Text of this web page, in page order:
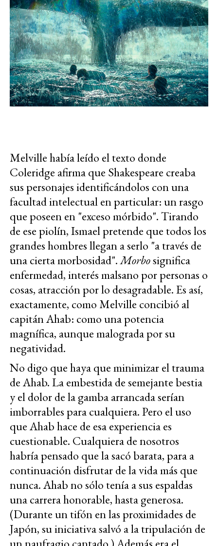
Melville había leído el texto donde
Coleridge afirma que Shakespeare creaba
sus personajes identificándolos con una
facultad intelectual en particular: un rasgo
que poseen en "exceso mórbido". Tirando
de ese piolín, Ismael pretende que todos los
grandes hombres llegan a serlo "a través de
una cierta morbosidad".Morbosignifica
enfermedad, interés malsano por personas o
cosas, atracción por lo desagradable. Es así,
exactamente, como Melville concibió al
capitán Ahab: como una potencia
magnífica, aunque malograda por su
negatividad.
No digo que haya que minimizar el trauma
de Ahab. La embestida de semejante bestia
y el dolor de la gamba arrancada serían
imborrables para cualquiera. Pero el uso
que Ahab hace de esa experiencia es
cuestionable. Cualquiera de nosotros
habría pensado que la sacó barata, para a
continuación disfrutar de la vida más que
nunca. Ahab no sólo tenía a sus espaldas
una carrera honorable, hasta generosa.
(Durante un tifón en las proximidades de
Japón, su iniciativa salvó a la tripulación de